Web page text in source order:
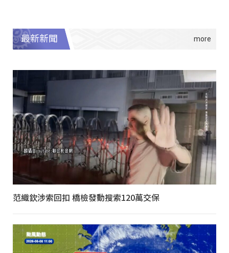
最新新聞
范織欽涉索回扣 橋檢發動搜索120萬交保